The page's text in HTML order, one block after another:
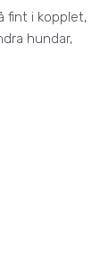
fint i kopplet,
hundar,